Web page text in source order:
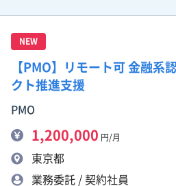
NEW
【PMO】リモート可 金融系
クト推進支援
PMO
1,200,000 円/月
東京都
業務委託 / 契約社員